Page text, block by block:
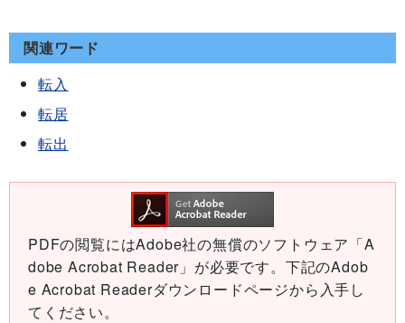
関連ワード
転入
転居
転出
PDFの閲覧にはAdobe社の無償のソフトウェア「A
dobe Acrobat Reader」が必要です。下記のAdob
e Acrobat Readerダウンロードページから入手し
てください。